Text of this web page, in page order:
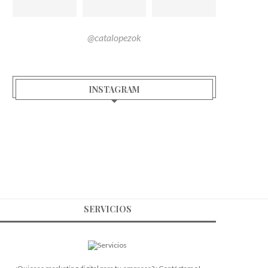
@catalopezok
INSTAGRAM
SERVICIOS